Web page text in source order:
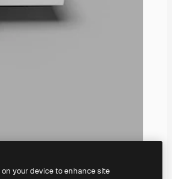
your device to enhance site